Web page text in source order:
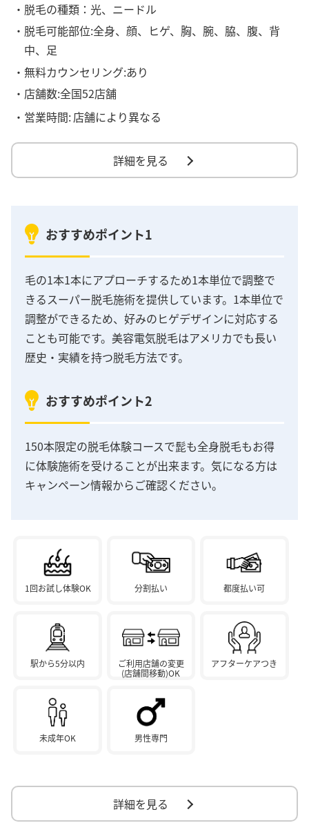
・脱毛の種類：光、ニードル
・脱毛可能部位:全身、顔、ヒゲ、胸、腕、脇、腹、背
中、足
・無料カウンセリング:あり
・店舗数:全国52店舗
・営業時間:店舗により異なる
詳細を見る
おすすめポイント1
毛の1本1本にアプローチするため1本単位で調整で
きるスーパー脱毛施術を提供しています。1本単位で
調整ができるため、好みのヒゲデザインに対応する
ことも可能です。美容電気脱毛はアメリカでも長い
歴史・実績を持つ脱毛方法です。
おすすめポイント2
150本限定の脱毛体験コースで髭も全身脱毛もお得
に体験施術を受けることが出来ます。気になる方は
キャンペーン情報からご確認ください。
1回お試し体験OK 分割払い 都度払い可
駅から5分以内
ご利用店舗の変更
(店舗間移動)OK
アフターケアつき
未成年OK 男性専門
詳細を見る